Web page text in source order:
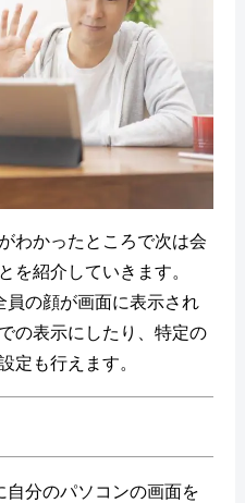
わかったところで次は会
を紹介していきます。
員の顔が画面に表示され
の表示にしたり、特定の
定も行えます。
分のパソコンの画面を